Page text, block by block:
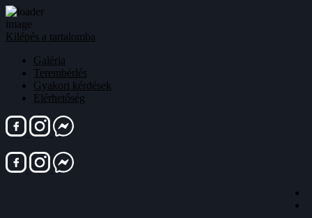
Kilépés a tartalomba
Galéria
Terembérlés
Gyakori kérdések
Elérhetőség